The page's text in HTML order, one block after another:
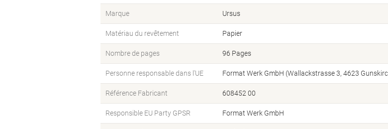
Marque Ursus
Matériau du revêtement Papier
Nombre de pages 96 Pages
Personne responsable dans l’UE Format Werk GmbH (Wallackstrasse 3, 4623
Référence Fabricant 608452 00
Responsible EU Party GPSR Format Werk GmbH